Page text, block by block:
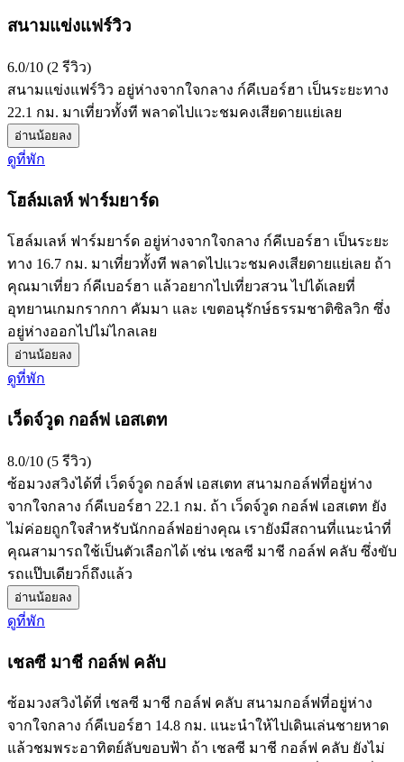
สนามแข่งแฟร์วิว
6.0/10 (2 รีวิว)
สนามแข่งแฟร์วิว อยู่ห่างจากใจกลาง ก์คีเบอร์ฮา เป็นระยะทาง
22.1 กม. มาเที่ยวทั้งที พลาดไปแวะชมคงเสียดายแย่เลย
อ่านน้อยลง
ดูที่พัก
โฮล์มเลห์ ฟาร์มยาร์ด
โฮล์มเลห์ ฟาร์มยาร์ด อยู่ห่างจากใจกลาง ก์คีเบอร์ฮา เป็นระยะ
ทาง 16.7 กม. มาเที่ยวทั้งที พลาดไปแวะชมคงเสียดายแย่เลย ถ้า
คุณมาเที่ยว ก์คีเบอร์ฮา แล้วอยากไปเที่ยวสวน ไปได้เลยที่
อุทยานเกมกรากกา คัมมา และ เขตอนุรักษ์ธรรมชาติซิลวิก ซึ่ง
อยู่ห่างออกไปไม่ไกลเลย
อ่านน้อยลง
ดูที่พัก
เว็ดจ์วูด กอล์ฟ เอสเตท
8.0/10 (5 รีวิว)
ซ้อมวงสวิงได้ที่ เว็ดจ์วูด กอล์ฟ เอสเตท สนามกอล์ฟที่อยู่ห่าง
จากใจกลาง ก์คีเบอร์ฮา 22.1 กม. ถ้า เว็ดจ์วูด กอล์ฟ เอสเตท ยัง
ไม่ค่อยถูกใจสำหรับนักกอล์ฟอย่างคุณ เรายังมีสถานที่แนะนำที่
คุณสามารถใช้เป็นตัวเลือกได้ เช่น เชลซี มาชี กอล์ฟ คลับ ซึ่งขับ
รถแป๊บเดียวก็ถึงแล้ว
อ่านน้อยลง
ดูที่พัก
เชลซี มาชี กอล์ฟ คลับ
ซ้อมวงสวิงได้ที่ เชลซี มาชี กอล์ฟ คลับ สนามกอล์ฟที่อยู่ห่าง
จากใจกลาง ก์คีเบอร์ฮา 14.8 กม. แนะนำให้ไปเดินเล่นชายหาด
แล้วชมพระอาทิตย์ลับขอบฟ้า ถ้า เชลซี มาชี กอล์ฟ คลับ ยังไม่